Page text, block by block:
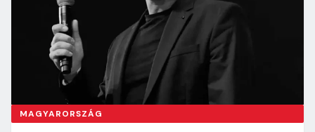
MAGYARORSZÁG